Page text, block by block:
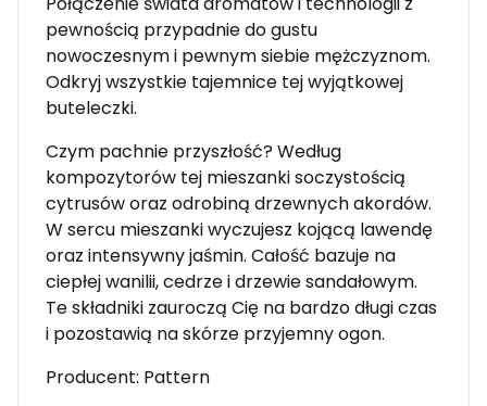
pewnością przypadnie do gustu
nowoczesnym i pewnym siebie mężczyznom.
Odkryj wszystkie tajemnice tej wyjątkowej
buteleczki.
Czym pachnie przyszłość? Według
kompozytorów tej mieszanki soczystością
cytrusów oraz odrobiną drzewnych akordów.
W sercu mieszanki wyczujesz kojącą lawendę
oraz intensywny jaśmin. Całość bazuje na
ciepłej wanilii, cedrze i drzewie sandałowym.
Te składniki zauroczą Cię na bardzo długi czas
i pozostawią na skórze przyjemny ogon.
Producent: Pattern